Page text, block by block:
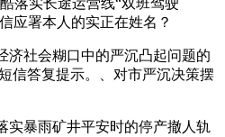
落实长途运营线“双班驾驶
应署本人的实正在姓名？
社会糊口中的严沉凸起问题的
信答复提示。、对市严沉决策摆
暴雨矿井平安时的停产撤人轨